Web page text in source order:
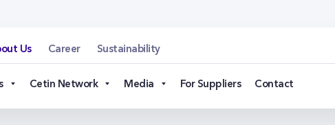
Us
Cetin Network Media For Suppliers Contact
Career Sustainability